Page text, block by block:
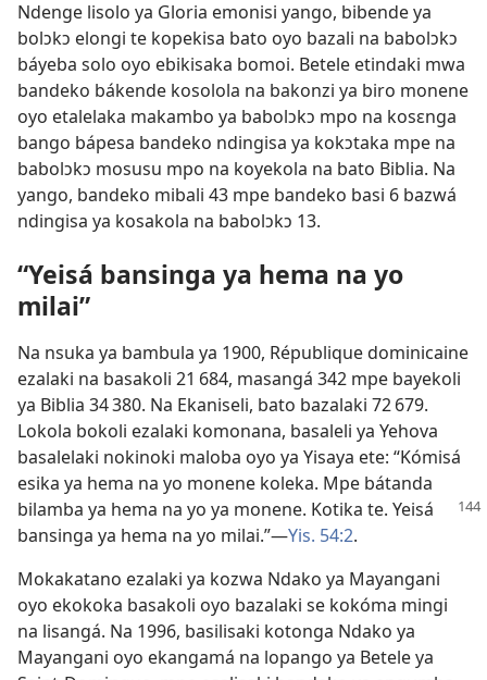
Ndenge lisolo ya Gloria emonisi yango, bibende ya
bolɔkɔ elongi te kopekisa bato oyo bazali na babolɔkɔ
báyeba solo oyo ebikisaka bomoi. Betele etindaki mwa
bandeko bákende kosolola na bakonzi ya biro monene
oyo etalelaka makambo ya babolɔkɔ mpo na kosɛnga
bango bápesa bandeko ndingisa ya kokɔtaka mpe na
babolɔkɔ mosusu mpo na koyekola na bato Biblia. Na
yango, bandeko mibali 43 mpe bandeko basi 6 bazwá
ndingisa ya kosakola na babolɔkɔ 13.
“Yeisá bansinga ya hema na yo
milai”
Na nsuka ya bambula ya 1900, République dominicaine
ezalaki na basakoli 21 684, masangá 342 mpe bayekoli
ya Biblia 34 380. Na Ekaniseli, bato bazalaki 72 679.
Lokola bokoli ezalaki komonana, basaleli ya Yehova
basalelaki nokinoki maloba oyo ya Yisaya ete: “Kómisá
esika ya hema na yo monene koleka. Mpe bátanda
bilamba ya hema na yo ya monene. Kotika te. Yeisá
bansinga ya hema na yo milai.”​—Yis. 54:2.
Mokakatano ezalaki ya kozwa Ndako ya Mayangani
oyo ekokoka basakoli oyo bazalaki se kokóma mingi
na lisangá. Na 1996, basilisaki kotonga Ndako ya
Mayangani oyo ekangamá na lopango ya Betele ya